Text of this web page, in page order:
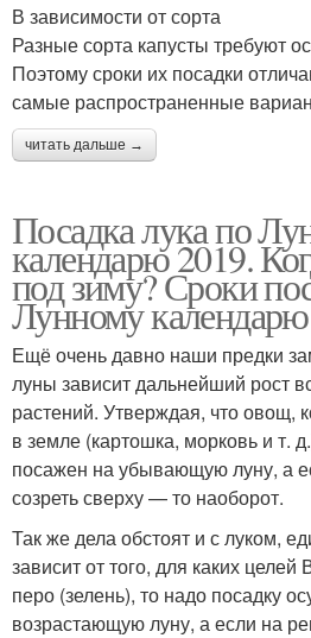
В зависимости от сорта
Разные сорта капусты требуют
Поэтому сроки их посадки
самые распространенные
читать дальше →
Посадка лука по
календарю 2019.
под зиму? Сроки
Лунному
Ещё очень давно наши предки
луны зависит дальнейший рост
растений. Утверждая, что овощ,
в земле (картошка, морковь и т.
посажен на убывающую луну, а
созреть сверху — то наоборот.
Так же дела обстоят и с луком,
зависит от того, для каких
перо (зелень), то надо посадку
возрастающую луну, а если на